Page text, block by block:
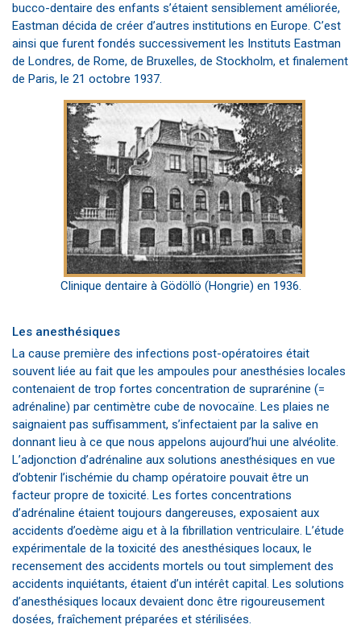
bucco-dentaire des enfants s’étaient sensiblement améliorée,
Eastman décida de créer d’autres institutions en Europe. C’est
ainsi que furent fondés successivement les Instituts Eastman
de Londres, de Rome, de Bruxelles, de Stockholm, et finalement
de Paris, le 21 octobre 1937.
Clinique dentaire à Gödöllö (Hongrie) en 1936.
Les anesthésiques
La cause première des infections post-opératoires était
souvent liée au fait que les ampoules pour anesthésies locales
contenaient de trop fortes concentration de suprarénine (=
adrénaline) par centimètre cube de novocaïne. Les plaies ne
saignaient pas suffisamment, s’infectaient par la salive en
donnant lieu à ce que nous appelons aujourd’hui une alvéolite.
L’adjonction d’adrénaline aux solutions anesthésiques en vue
d’obtenir l’ischémie du champ opératoire pouvait être un
facteur propre de toxicité. Les fortes concentrations
d’adrénaline étaient toujours dangereuses, exposaient aux
accidents d’oedème aigu et à la fibrillation ventriculaire. L’étude
expérimentale de la toxicité des anesthésiques locaux, le
recensement des accidents mortels ou tout simplement des
accidents inquiétants, étaient d’un intérêt capital. Les solutions
d’anesthésiques locaux devaient donc être rigoureusement
dosées, fraîchement préparées et stérilisées.